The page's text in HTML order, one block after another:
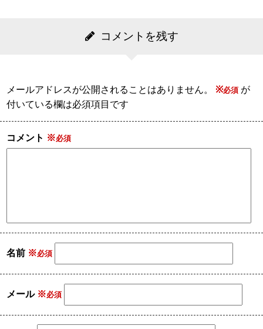
コメントを残す
メールアドレスが公開されることはありません。 ※
が
付いている欄は必須項目です
コメント ※
名前 ※
メール ※